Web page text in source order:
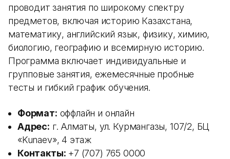
проводит занятия по широкому спектру
предметов, включая историю Казахстана,
математику, английский язык, физику, химию,
биологию, географию и всемирную историю.
Программа включает индивидуальные и
групповые занятия, ежемесячные пробные
тесты и гибкий график обучения.
Формат: оффлайн и онлайн
Адрес: г. Алматы, ул. Курмангазы, 107/2, БЦ
«Kunaev», 4 этаж
Контакты: +7 (707) 765 0000